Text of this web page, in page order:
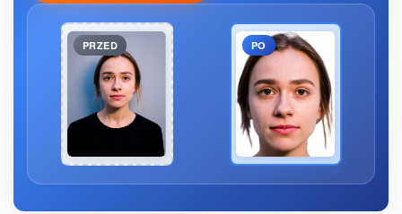
PRZED PO